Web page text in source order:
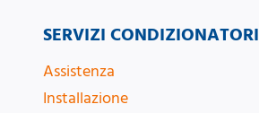
SERVIZI CONDIZIONATORI
Assistenza
Installazione